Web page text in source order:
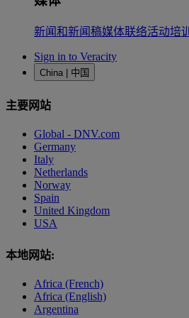
新闻和新闻稿媒体联络活动培训
Sign in to Veracity
China | 中国
主要网站
Global - DNV.com
Germany
Italy
Netherlands
Norway
Spain
United Kingdom
USA
本地网站:
Africa (French)
Africa (English)
Argentina